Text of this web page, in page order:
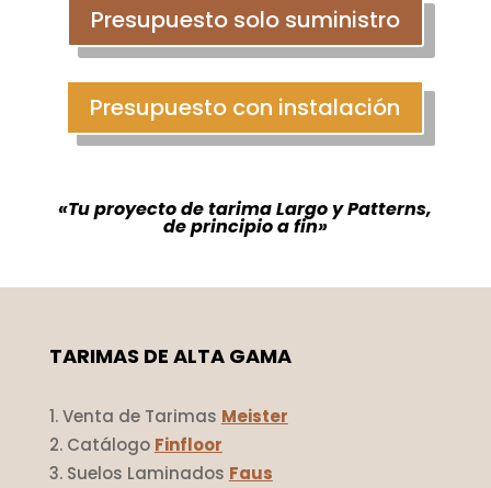
Presupuesto solo suministro
Presupuesto con instalación
«Tu proyecto de tarima Largo y Patterns,
de principio a fin»
TARIMAS DE ALTA GAMA
Venta de Tarimas Meister
Catálogo Finfloor
Suelos Laminados Faus